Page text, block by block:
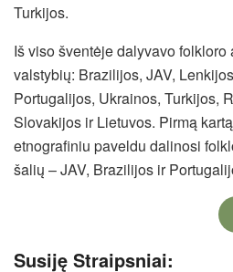
Turkijos.
Iš viso šventėje dalyvavo
valstybių: Brazilijos, JAV,
Portugalijos, Ukrainos, Turkijos,
Slovakijos ir Lietuvos. Pirmą
etnografiniu paveldu dalinosi
šalių – JAV, Brazilijos ir
Susiję Straipsniai: